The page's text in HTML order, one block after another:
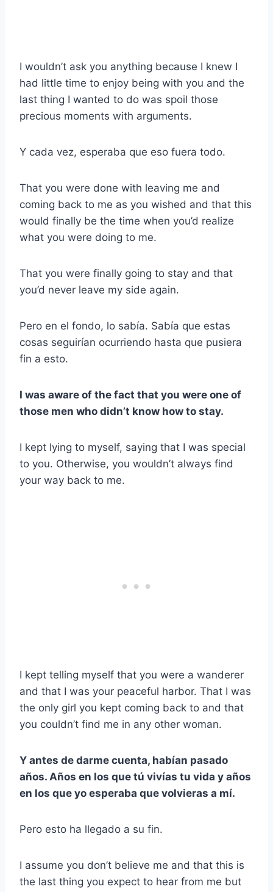
I wouldn’t ask you anything because I knew I
had little time to enjoy being with you and the
last thing I wanted to do was spoil those
precious moments with arguments.
Y cada vez, esperaba que eso fuera todo.
That you were done with leaving me and
coming back to me as you wished and that this
would finally be the time when you’d realize
what you were doing to me.
That you were finally going to stay and that
you’d never leave my side again.
Pero en el fondo, lo sabía. Sabía que estas
cosas seguirían ocurriendo hasta que pusiera
fin a esto.
I was aware of the fact that you were one of
those men who didn’t know how to stay.
I kept lying to myself, saying that I was special
to you. Otherwise, you wouldn’t always find
your way back to me.
I kept telling myself that you were a wanderer
and that I was your peaceful harbor. That I was
the only girl you kept coming back to and that
you couldn’t find me in any other woman.
Y antes de darme cuenta, habían pasado
años. Años en los que tú vivías tu vida y años
en los que yo esperaba que volvieras a mí.
Pero esto ha llegado a su fin.
I assume you don’t believe me and that this is
the last thing you expect to hear from me but